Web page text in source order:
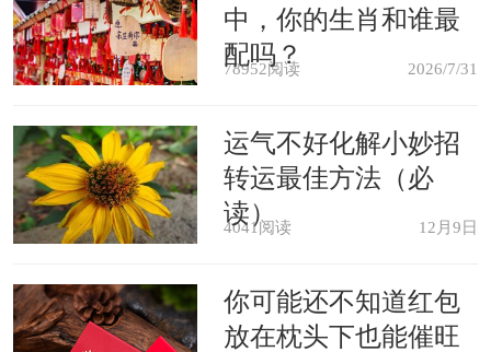
脑细胞。
属蛇：不想奋斗
属蛇人是很懒散的一类人，他们平
时做的最多的事情就是躺着，工作对于
为涉及到生存问题，他们是连工作都不
会去找的，至于升职加薪什么的，属蛇
中，你的生肖和谁最
配吗？
78952阅读 2026/7/31
运气不好化解小妙招
转运最佳方法（必
读）
4041阅读 12月9日
你可能还不知道红包
放在枕头下也能催旺